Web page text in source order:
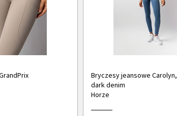
Bryczesy jeansowe Carolyn,
dark denim
Horze